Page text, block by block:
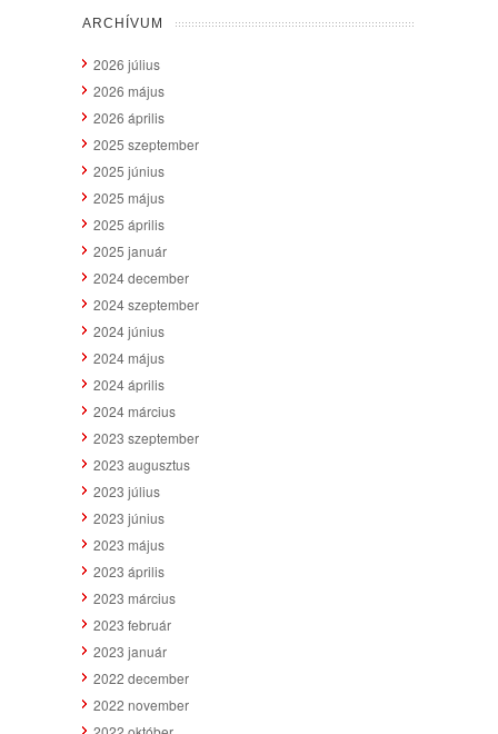
ARCHÍVUM
2026 július
2026 május
2026 április
2025 szeptember
2025 június
2025 május
2025 április
2025 január
2024 december
2024 szeptember
2024 június
2024 május
2024 április
2024 március
2023 szeptember
2023 augusztus
2023 július
2023 június
2023 május
2023 április
2023 március
2023 február
2023 január
2022 december
2022 november